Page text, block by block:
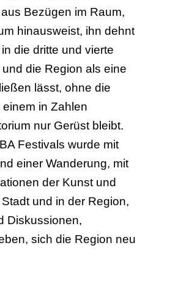
Bezügen im Raum,
hinausweist, ihn dehnt
die dritte und vierte
die Region als eine
lässt, ohne die
in Zahlen
nur Gerüst bleibt.
Festivals wurde mit
einer Wanderung, mit
der Kunst und
und in der Region,
Diskussionen,
sich die Region neu